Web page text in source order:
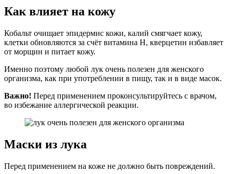
Как влияет на кожу
Кобальт очищает эпидермис кожи, калий смягчает кожу,
клетки обновляются за счёт витамина H, кверцетин избавляет
от морщин и питает кожу.
Именно поэтому любой лук очень полезен для женского
организма, как при употреблении в пищу, так и в виде масок.
Важно! Перед применением проконсультируйтесь с врачом,
во избежание аллергической реакции.
Маски из лука
Перед применением на коже не должно быть повреждений.